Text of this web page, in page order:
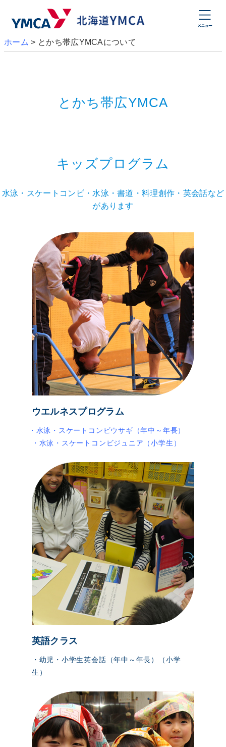
ホーム > とかち帯広YMCAについて
とかち帯広YMCA
キッズプログラム
水泳・スケートコンビ・水泳・書道・料理創作・英会話など
があります
ウエルネスプログラム
・水泳・スケートコンビウサギ（年中～年長）
・水泳・スケートコンビジュニア（小学生）
英語クラス
・幼児・小学生英会話（年中～年長）（小学
生）